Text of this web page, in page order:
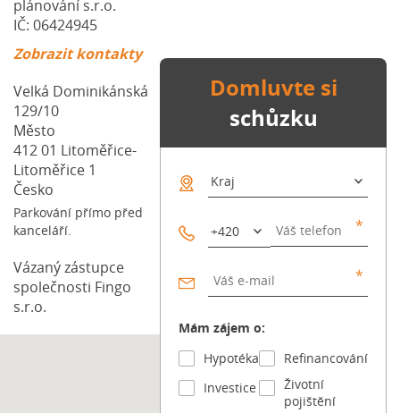
samotný (havarijní pojištění) a škody, které způsobíte
ostatním (odpovědnost). Pokud létáte jen pro radost s
menším dronem, může vás krýt vaše běžná pojistka
odpovědnosti („na blbost“). Každá pojišťovna to má ale
jinak. ❗️ Důležité varování: Žádná běžná občanská
pojistka vám nepomůže, pokud dronem vyděláváte
peníze. Fotíte domy pro realitku? Točíte svatby? Děláte
firemní […] Článek Dron s kamerou: Kdy vás zachrání
pojistka a co v práci raději nezkoušet? se nejdříve
objevil na Blog FinGO.cz.
plánování s.r.o.
IČ: 06424945
Zobrazit kontakty
Velká Dominikánská
129/10
Město
412 01 Litoměřice-
Litoměřice 1
Česko
Parkování přímo před
kanceláří.
Vázaný zástupce
společnosti Fingo
s.r.o.
Domluvte si
schůzku
Mám zájem o:
Hypotéka
Refinancování
Investice
Životní
pojištění